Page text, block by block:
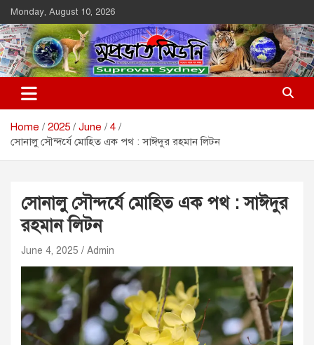
Skip
to
content
Monday, August 10, 2026
Suprovat Sydney
The Leading Bangladesh Community Newspaper In Australia
Home 2025 June
4
সোনালু সৌন্দর্যে মোহিত এক পথ : সাঈদুর রহমান লিটন
সোনালু সৌন্দর্যে মোহিত এক পথ : সাঈদুর
রহমান লিটন
June 4, 2025 Admin